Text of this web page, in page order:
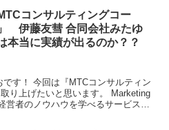
MTCコンサルティングコー
藤友彗 合同会社みたゆ
本当に実績が出るのか？？
す！ 今回は『MTCコンサルティン
り上げたいと思います。 Marketing
者のノウハウを学べるサービスと